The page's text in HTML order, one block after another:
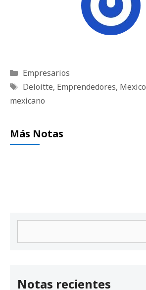
Categorías
Empresarios
Etiquetas
Deloitte, Emprendedores, Mexico
mexicano
Más Notas
Notas recientes